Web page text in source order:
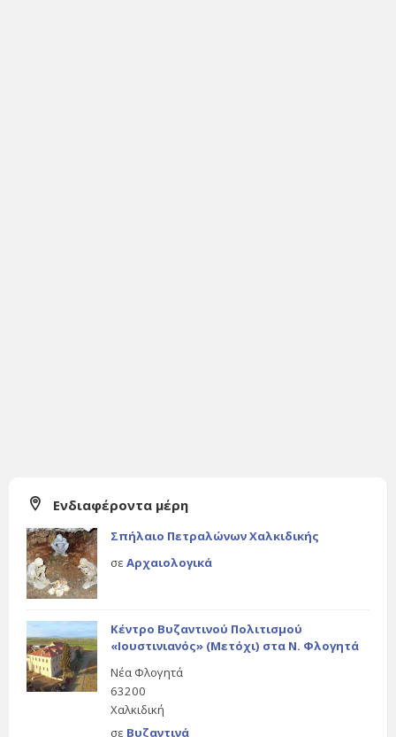
Ενδιαφέροντα μέρη
Σπήλαιο Πετραλώνων Χαλκιδικής
σε Αρχαιολογικά
Κέντρο Βυζαντινού Πολιτισμού
«Ιουστινιανός» (Μετόχι) στα Ν. Φλογητά
Νέα Φλογητά
63200
Χαλκιδική
σε Βυζαντινά